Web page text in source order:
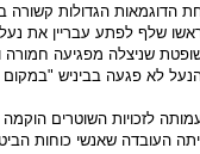
הדוגמאות הגדולות קשורה
שלף לפתע עבריין את
שניצלה מפגיעה
לא פגעה בביניש "במקום
העובדה שאנשי כוחות